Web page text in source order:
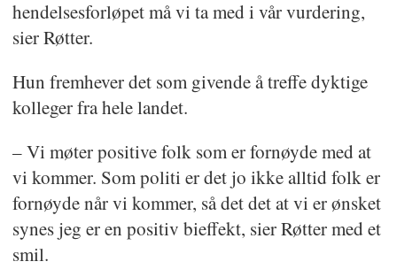
hendelsesforløpet må vi ta med i vår vurdering,
sier Røtter.
Hun fremhever det som givende å treffe dyktige
kolleger fra hele landet.
– Vi møter positive folk som er fornøyde med at
vi kommer. Som politi er det jo ikke alltid folk er
fornøyde når vi kommer, så det det at vi er ønsket
synes jeg er en positiv bieffekt, sier Røtter med et
smil.